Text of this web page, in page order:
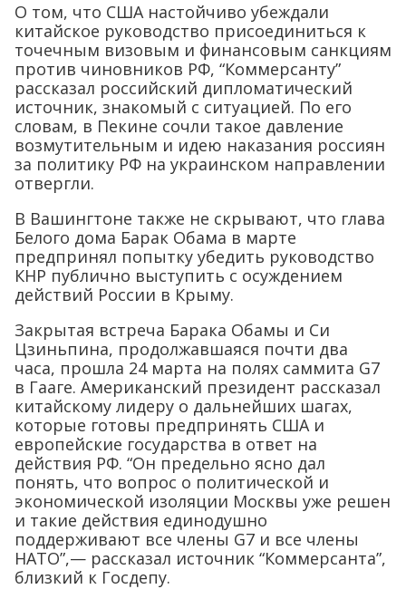
О том, что США настойчиво убеждали
китайское руководство присоединиться к
точечным визовым и финансовым санкциям
против чиновников РФ, “Коммерсанту”
рассказал российский дипломатический
источник, знакомый с ситуацией. По его
словам, в Пекине сочли такое давление
возмутительным и идею наказания россиян
за политику РФ на украинском направлении
отвергли.
В Вашингтоне также не скрывают, что глава
Белого дома Барак Обама в марте
предпринял попытку убедить руководство
КНР публично выступить с осуждением
действий России в Крыму.
Закрытая встреча Барака Обамы и Си
Цзиньпина, продолжавшаяся почти два
часа, прошла 24 марта на полях саммита G7
в Гааге. Американский президент рассказал
китайскому лидеру о дальнейших шагах,
которые готовы предпринять США и
европейские государства в ответ на
действия РФ. “Он предельно ясно дал
понять, что вопрос о политической и
экономической изоляции Москвы уже решен
и такие действия единодушно
поддерживают все члены G7 и все члены
НАТО”,— рассказал источник “Коммерсанта”,
близкий к Госдепу.